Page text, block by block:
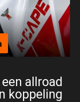
allroad
koppeling